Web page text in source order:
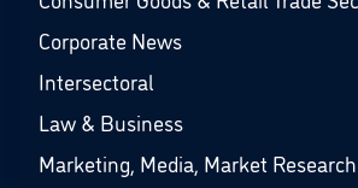
Corporate News
Intersectoral
Law & Business
Marketing, Media, Market Research